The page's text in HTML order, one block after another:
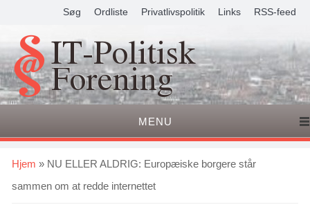
Søg Ordliste Privatlivspolitik Links RSS-feed
IT-Politisk
Forening
MENU
Du er her
Hjem » NU ELLER ALDRIG: Europæiske borgere står
sammen om at redde internettet